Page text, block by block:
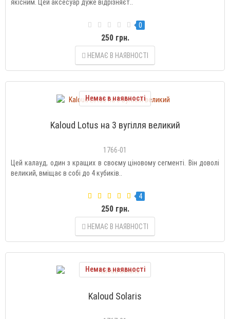
якісним. Цей аксесуар дуже відрізняєт..
0
250 грн.
НЕМАЄ В НАЯВНОСТІ
Немає в наявності
Kaloud Lotus на 3 вугілля великий
1766-01
Цей калауд, один з кращих в своєму ціновому сегменті. Він доволі
великий, вміщає в собі до 4 кубиків..
4
250 грн.
НЕМАЄ В НАЯВНОСТІ
Немає в наявності
Kaloud Solaris